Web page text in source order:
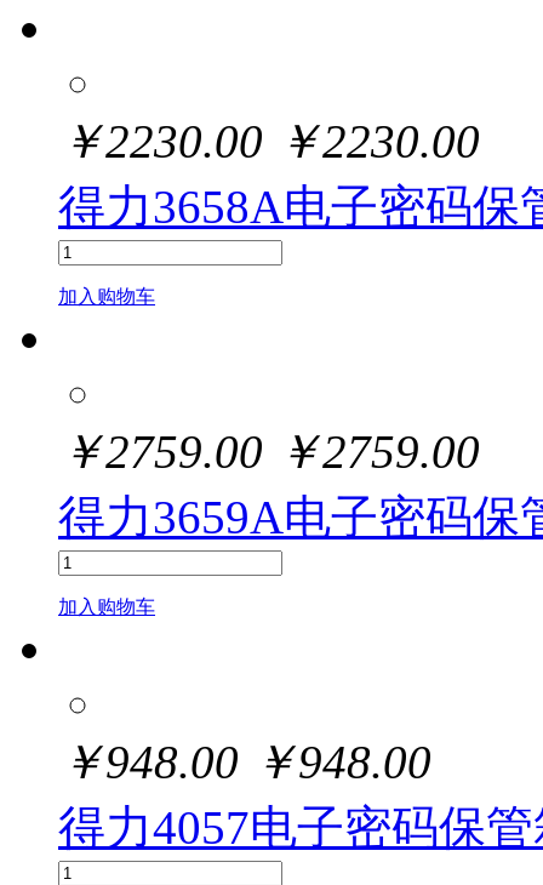
￥2230.00 ￥2230.00
得力3658A电子密码保
加入购物车
￥2759.00 ￥2759.00
得力3659A电子密码保
加入购物车
￥948.00 ￥948.00
得力4057电子密码保